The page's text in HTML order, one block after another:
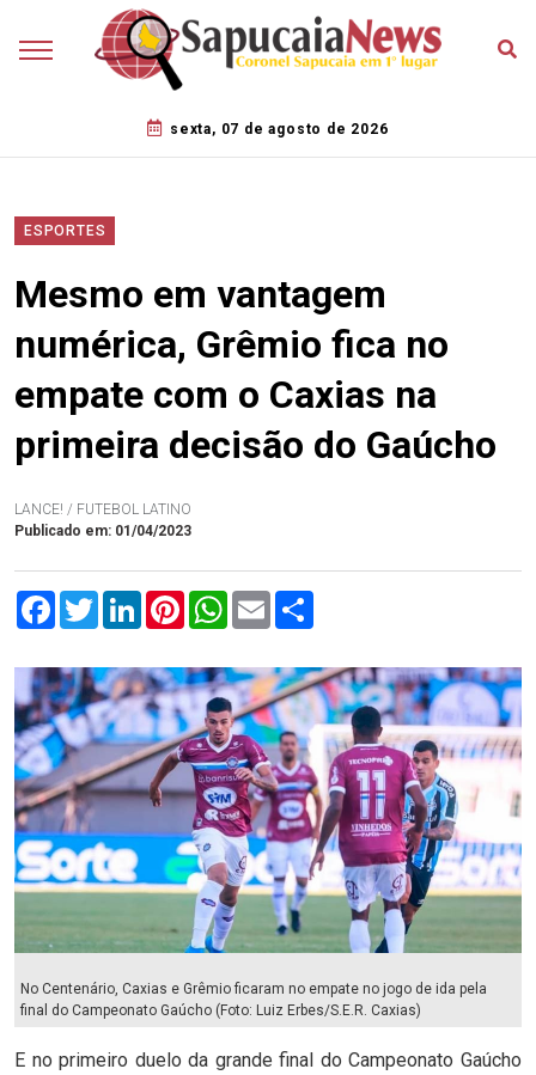
sexta, 07 de agosto de 2026
ESPORTES
Mesmo em vantagem
numérica, Grêmio fica no
empate com o Caxias na
primeira decisão do Gaúcho
LANCE! / FUTEBOL LATINO
Publicado em: 01/04/2023
FacebookTwitterLinkedInPinterestWhatsApp
Email
No Centenário, Caxias e Grêmio ficaram no empate no jogo de ida pela
final do Campeonato Gaúcho (Foto: Luiz Erbes/S.E.R. Caxias)
E no primeiro duelo da grande final do Campeonato Gaúcho